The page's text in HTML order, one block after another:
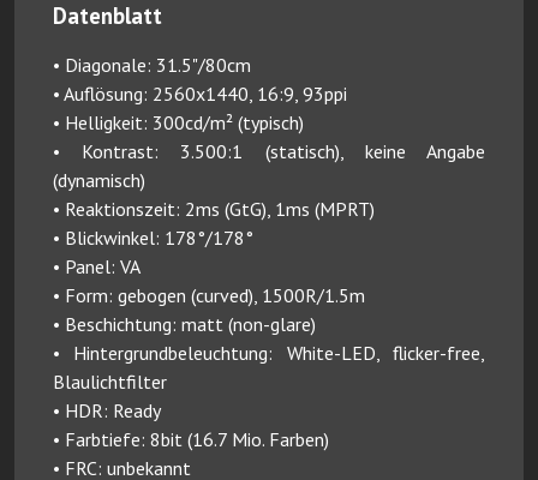
Datenblatt
• Diagonale: 31.5"/80cm
• Auflösung: 2560x1440, 16:9, 93ppi
• Helligkeit: 300cd/m² (typisch)
• Kontrast: 3.500:1 (statisch), keine Angabe
(dynamisch)
• Reaktionszeit: 2ms (GtG), 1ms (MPRT)
• Blickwinkel: 178°/178°
• Panel: VA
• Form: gebogen (curved), 1500R/1.5m
• Beschichtung: matt (non-glare)
• Hintergrundbeleuchtung: White-LED, flicker-free,
Blaulichtfilter
• HDR: Ready
• Farbtiefe: 8bit (16.7 Mio. Farben)
• FRC: unbekannt